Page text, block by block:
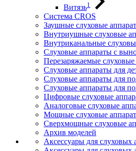
Витязь1
Система CROS
Заушные слуховые
Внутриушные слуховые
Внутриканальные
Слуховые аппараты с
Перезаряжаемые
Слуховые аппараты для
Слуховые аппараты для
Слуховые аппараты для
Цифровые слуховые
Аналоговые слуховые
Мощные слуховые
Сверхмощные слуховые
Архив моделей
Аксессуары для слуховых